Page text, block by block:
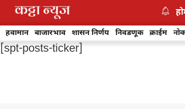
Skip
content
हवामान बाजारभाव शासन निर्णय निवडणूक क्राईम
[spt-posts-ticker]